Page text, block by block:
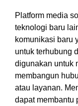
Platform media
teknologi baru
komunikasi baru
untuk terhubung
digunakan untuk
membangun
atau layanan.
dapat membantu